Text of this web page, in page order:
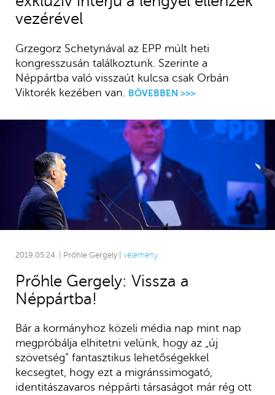
vezérével
Grzegorz Schetynával az EPP múlt heti
kongresszusán találkoztunk. Szerinte a
Néppártba való visszaút kulcsa csak Orbán
Viktorék kezében van.
BŐVEBBEN >>>
2019.05.24. | Prőhle Gergely | vélemény
Prőhle Gergely: Vissza a
Néppártba!
Bár a kormányhoz közeli média nap mint nap
megpróbálja elhitetni velünk, hogy az „új
szövetség” fantasztikus lehetőségekkel
kecsegtet, hogy ezt a migránssimogató,
identitászavaros néppárti társaságot már rég ott